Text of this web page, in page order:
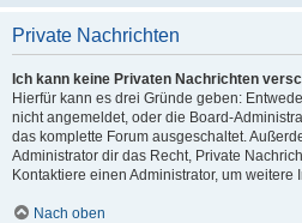
Private Nachrichten
Ich kann keine Privaten Nachrichten
Hierfür kann es drei Gründe geben:
nicht angemeldet, oder die Board-
das komplette Forum ausgeschaltet.
Administrator dir das Recht, Private
Kontaktiere einen Administrator, um weitere
Nach oben